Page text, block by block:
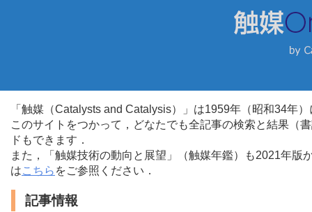
「触媒（Catalysts and Catalysis）」は1959年（昭和34年
このサイトをつかって，どなたでも全記事の検索と結果（
ドもできます．
また，「触媒技術の動向と展望」（触媒年鑑）も2021年
はこちら をご参照ください．
記事情報